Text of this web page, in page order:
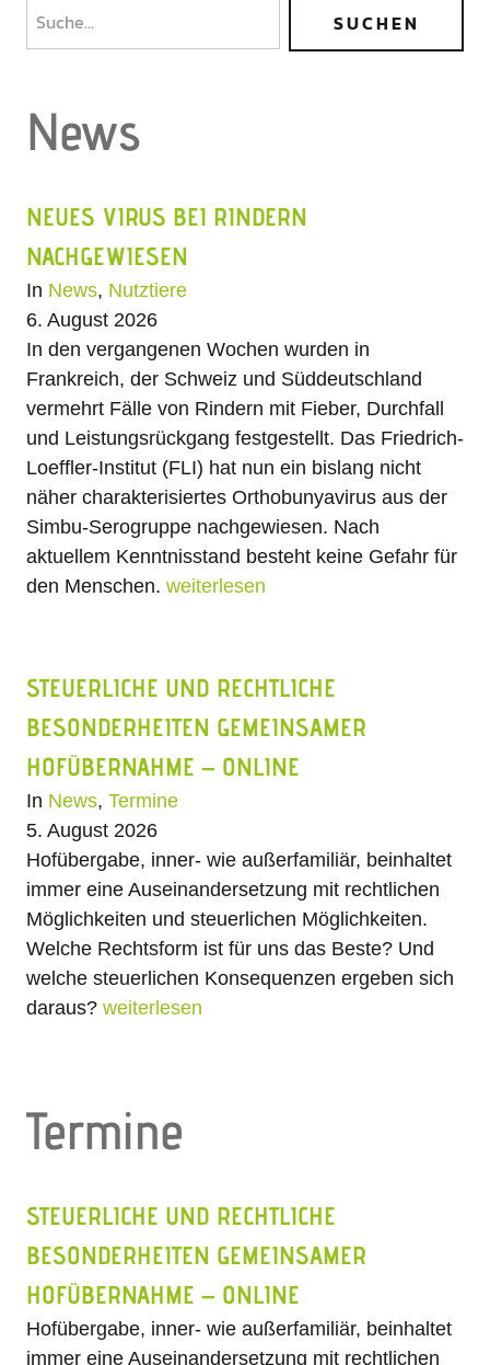
News
NEUES VIRUS BEI RINDERN
NACHGEWIESEN
In News, Nutztiere
6. August 2026
In den vergangenen Wochen wurden in
Frankreich, der Schweiz und Süddeutschland
vermehrt Fälle von Rindern mit Fieber, Durchfall
und Leistungsrückgang festgestellt. Das Friedrich-
Loeffler-Institut (FLI) hat nun ein bislang nicht
näher charakterisiertes Orthobunyavirus aus der
Simbu-Serogruppe nachgewiesen. Nach
aktuellem Kenntnisstand besteht keine Gefahr für
den Menschen. weiterlesen
STEUERLICHE UND RECHTLICHE
BESONDERHEITEN GEMEINSAMER
HOFÜBERNAHME – ONLINE
In News, Termine
5. August 2026
Hofübergabe, inner- wie außerfamiliär, beinhaltet
immer eine Auseinandersetzung mit rechtlichen
Möglichkeiten und steuerlichen Möglichkeiten.
Welche Rechtsform ist für uns das Beste? Und
welche steuerlichen Konsequenzen ergeben sich
daraus?weiterlesen
Termine
STEUERLICHE UND RECHTLICHE
BESONDERHEITEN GEMEINSAMER
HOFÜBERNAHME – ONLINE
Hofübergabe, inner- wie außerfamiliär, beinhaltet
immer eine Auseinandersetzung mit rechtlichen